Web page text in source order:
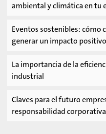
ambiental y climática en tu
Eventos sostenibles: cómo
generar un impacto positivo
La importancia de la
industrial
Claves para el futuro
responsabilidad corporativa